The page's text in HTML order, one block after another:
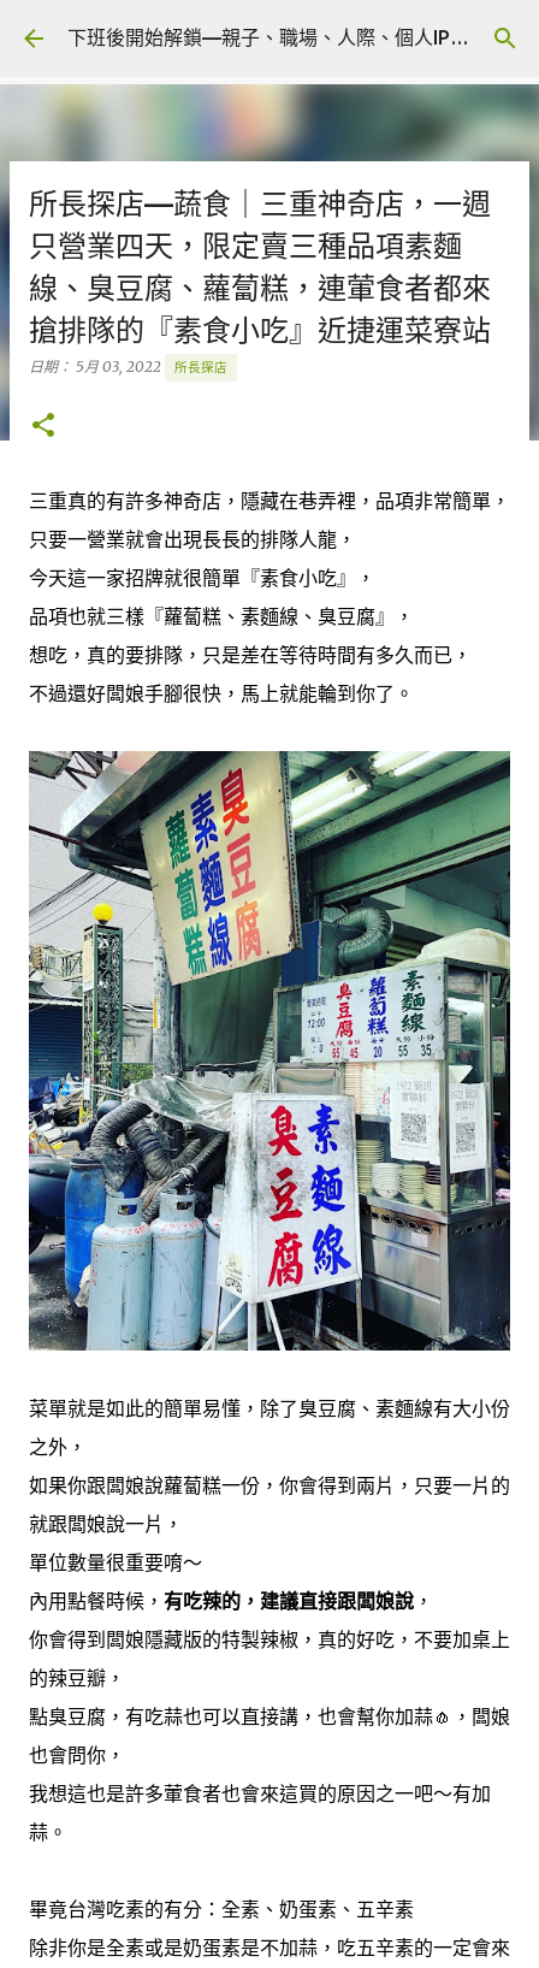
跳到主要內容 下班後開始解鎖—親子、職場、人際、個人IP 🎧 Podcast
所長探店—蔬食｜三重神奇店，一週
只營業四天，限定賣三種品項素麵
線、臭豆腐、蘿蔔糕，連葷食者都來
搶排隊的『素食小吃』近捷運菜寮站
日期： 5月 03, 2022 所長探店
三重真的有許多神奇店，隱藏在巷弄裡，品項非常簡單，
只要一營業就會出現長長的排隊人龍，
今天這一家招牌就很簡單『素食小吃』，
品項也就三樣『蘿蔔糕、素麵線、臭豆腐』，
想吃，真的要排隊，只是差在等待時間有多久而已，
不過還好闆娘手腳很快，馬上就能輪到你了。
菜單就是如此的簡單易懂，除了臭豆腐、素麵線有大小份
之外，
如果你跟闆娘說蘿蔔糕一份，你會得到兩片，只要一片的
就跟闆娘說一片，
單位數量很重要唷～
內用點餐時候， 有吃辣的，建議直接跟闆娘說 ，
你會得到闆娘隱藏版的特製辣椒，真的好吃，不要加桌上
的辣豆瓣，
點臭豆腐，有吃蒜也可以直接講，也會幫你加蒜🧄，闆娘
也會問你，
我想這也是許多葷食者也會來這買的原因之一吧～有加
蒜。
畢竟台灣吃素的有分：全素、奶蛋素、五辛素
除非你是全素或是奶蛋素是不加蒜，吃五辛素的一定會來